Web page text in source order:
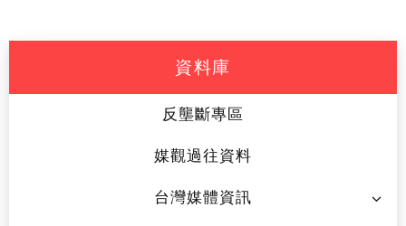
資料庫
反壟斷專區
媒觀過往資料
台灣媒體資訊